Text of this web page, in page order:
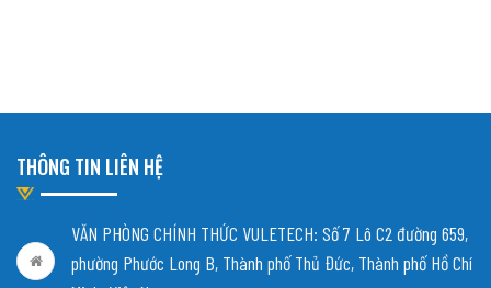
THÔNG TIN LIÊN HỆ
VĂN PHÒNG CHÍNH THỨC VULETECH: Số 7 Lô C2 đường 659,
phường Phước Long B, Thành phố Thủ Đức, Thành phố Hồ Chí